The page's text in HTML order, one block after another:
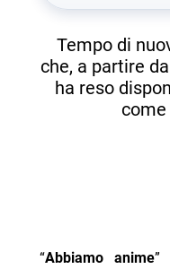
Tempo di
che, a partire
ha reso
“Abbiamo anime”